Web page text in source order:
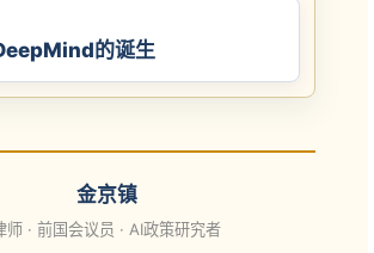
的诞生
金京镇
师 · 前国会议员 · AI政策研究者